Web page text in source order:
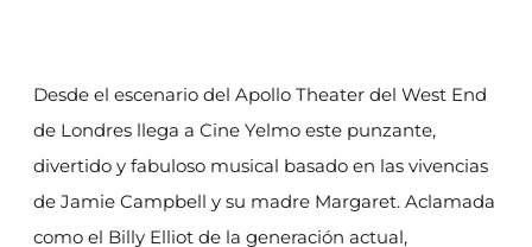
Desde el escenario del Apollo Theater del West End
de Londres llega a Cine Yelmo este punzante,
divertido y fabuloso musical basado en las vivencias
de Jamie Campbell y su madre Margaret. Aclamada
como el Billy Elliot de la generación actual,